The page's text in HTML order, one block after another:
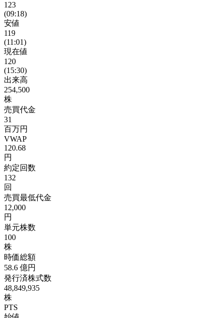
123
(09:18)
安値
119
(11:01)
現在値
120
(15:30)
出来高
254,500
株
売買代金
31
百万円
VWAP
120.68
円
約定回数
132
回
売買最低代金
12,000
円
単元株数
100
株
時価総額
58.6 億円
発行済株式数
48,849,935
株
PTS